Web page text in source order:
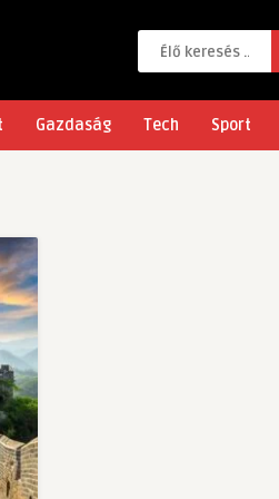
Gazdaság Tech Sport